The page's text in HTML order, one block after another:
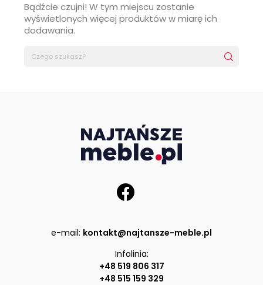
Bądźcie czujni! W tym miejscu zostanie
wyświetlonych więcej produktów w miarę ich
dodawania.
e-mail: kontakt@najtansze-meble.pl
Infolinia:
+48 519 806 317
+48 515 159 329